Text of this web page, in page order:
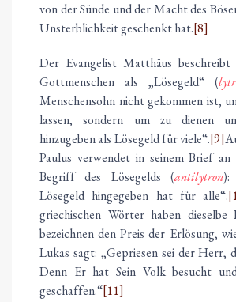
von der Sünde und der Macht des
Unsterblichkeit geschenkt hat.[8]
Der Evangelist Matthäus
Gottmenschen als „Lösegeld“ (
Menschensohn nicht gekommen ist,
lassen, sondern um zu dienen
hinzugeben als Lösegeld für viele“.[9]
Paulus verwendet in seinem Brief
Begriff des Lösegelds (antilytron):
Lösegeld hingegeben hat für alle“.
griechischen Wörter haben dieselbe
bezeichnen den Preis der Erlösung,
Lukas sagt: „Gepriesen sei der Herr,
Denn Er hat Sein Volk besucht
geschaffen.“[11]